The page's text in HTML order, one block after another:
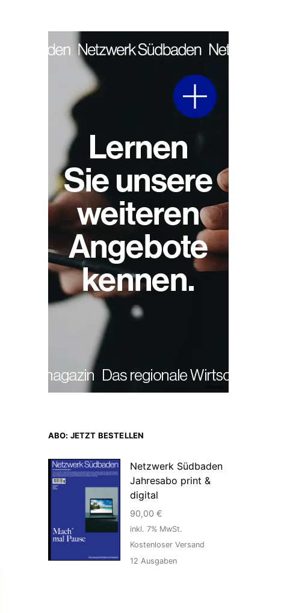
ABO: JETZT BESTELLEN
Netzwerk Südbaden
Jahresabo print &
digital
90,00 €
inkl. 7% MwSt.
Kostenloser Versand
12 Ausgaben